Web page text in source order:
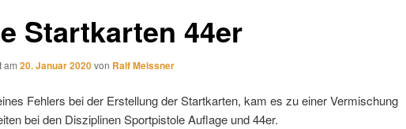
Startkarten 44er
am 20. Januar 2020von Ralf Meissner
Fehlers bei der Erstellung der Startkarten, kam es zu einer Vermischung
bei den Disziplinen Sportpistole Auflage und 44er.